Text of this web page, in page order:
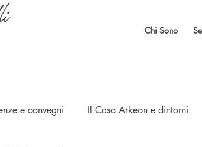
Chi Sono
e convegni Il Caso Arkeon e dintorni